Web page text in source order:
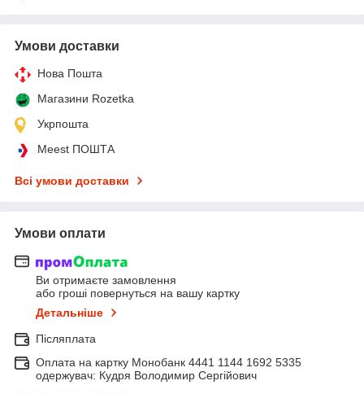
Умови доставки
Нова Пошта
Магазини Rozetka
Укрпошта
Meest ПОШТА
Всі умови доставки
Умови оплати
Ви отримаєте замовлення
або гроші повернуться на вашу картку
Детальніше
Післяплата
Оплата на картку Монобанк 4441 1144 1692 5335
одержувач: Кудря Володимир Сергійович